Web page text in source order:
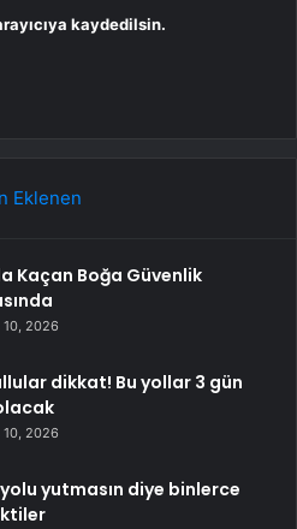
kaydedilsin.
Eklenen
Kaçan Boğa Güvenlik
2026
dikkat! Bu yollar 3 gün
2026
yutmasın diye binlerce